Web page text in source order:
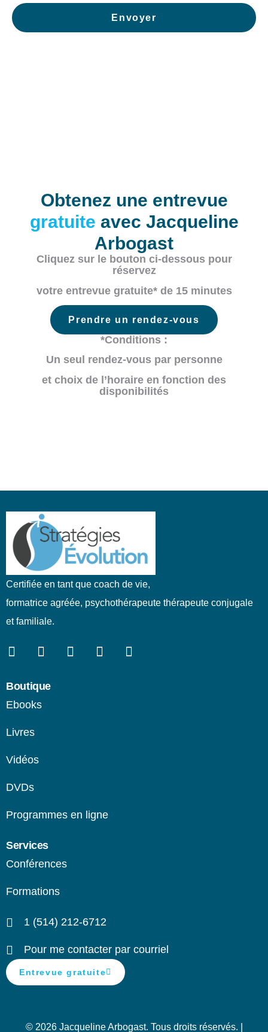
Envoyer
Obtenez une entrevue
gratuite avec Jacqueline
Arbogast
Cliquez sur le bouton ci-dessous pour
réservez
votre entrevue gratuite* de 15 minutes
Prendre un rendez-vous
*Conditions :
Un seul rendez-vous par personne
et choix de l’horaire en fonction des
disponibilités
Certifiée en tant que coach de vie,
formatrice agréée, psychothérapeute thérapeute conjugale
et familiale.
Boutique
Ebooks
Livres
Vidéos
DVDs
Programmes en ligne​
Services
Conférences
Formations
1 (514) 212-6712
Pour me contacter par courriel
Entrevue gratuite
© 2026 Jacqueline Arbogast. Tous droits réservés. |